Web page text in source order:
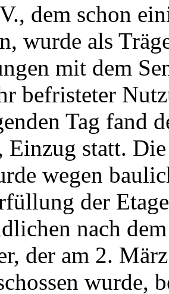
dem schon
wurde als
mit dem
befristeter
Tag fand
Einzug statt.
wegen
der
nach
der am 2.
wurde,